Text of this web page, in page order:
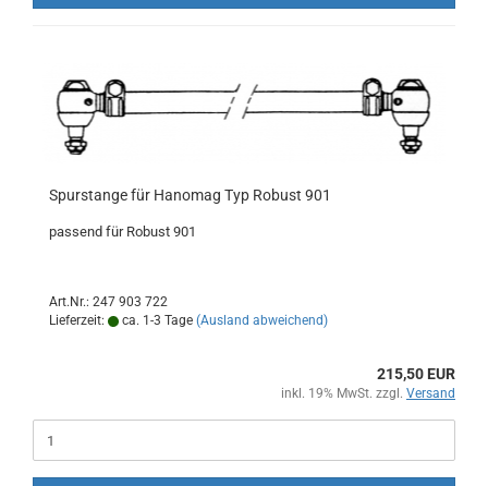
Spurstange für Hanomag Typ Robust 901
passend für Robust 901
Art.Nr.: 247 903 722
Lieferzeit:
ca. 1-3 Tage (Ausland abweichend)
215,50 EUR
inkl. 19% MwSt. zzgl. Versand